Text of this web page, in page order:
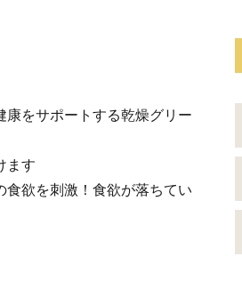
をサポートする乾燥グリー
ます
欲を刺激！食欲が落ちてい